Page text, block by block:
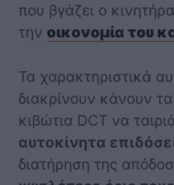
που βγάζει ο
την οικονομία του
Τα χαρακτηριστικά
διακρίνουν κάνουν
κιβώτια DCT να
αυτοκίνητα
διατήρηση της